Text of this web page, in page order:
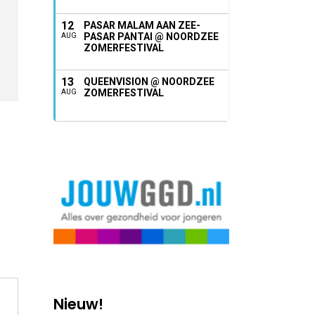
12
AUG
PASAR MALAM AAN ZEE-
PASAR PANTAI @ NOORDZEE
ZOMERFESTIVAL
13
AUG
QUEENVISION @ NOORDZEE
ZOMERFESTIVAL
Nieuw!